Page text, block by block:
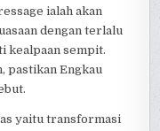
ialah akan
dengan terlalu
kealpaan sempit.
pastikan Engkau
yaitu transformasi